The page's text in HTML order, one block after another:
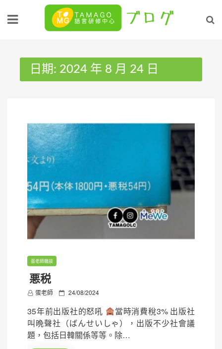
日期: 2024 年 8 月 24 日
蛋老師雜談
悪税
蛋老師
P
s
e
24/08/2024
35年前出版社的怒吼
當時消費稅3% 出版社
叫晩聲社（ばんせいしゃ），出版不少社會議
題，包括日韓關係等等。除…